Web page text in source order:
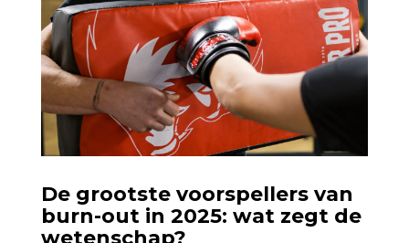
De grootste voorspellers van
burn-out in 2025: wat zegt de
wetenschap?